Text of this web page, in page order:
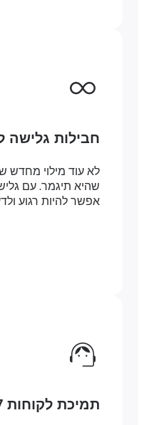
חבילות גלישה
לא עוד מילוי מחדש של
שהיא תיגמר. עם גלישה
אפשר להיות רגוע ולדעת
תמיכת לקוחות 24/7